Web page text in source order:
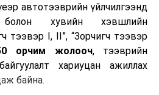
автотээврийн үйлчилгээнд
хувийн хэвшлийн
тээвэр I, II”, “Зорчигч тээвэр
орчим жолооч, тээврийн
хариуцан ажиллах
байна.